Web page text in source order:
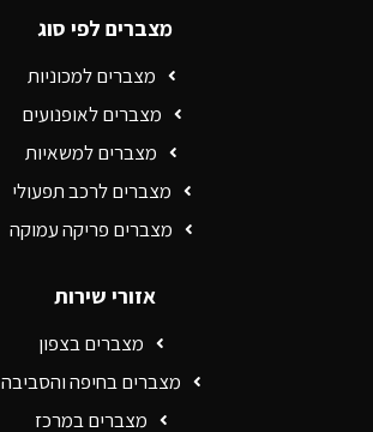
מצברים לפי סוג
מצברים למכוניות
מצברים לאופנועים
מצברים למשאיות
מצברים לרכב תפעולי
מצברים פריקה עמוקה
אזורי שירות
מצברים בצפון
מצברים בחיפה והסביבה
מצברים במרכז